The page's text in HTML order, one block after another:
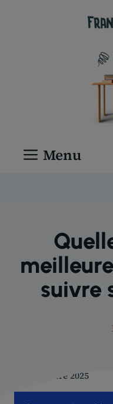
Menu
suivre
20 décembre 2025